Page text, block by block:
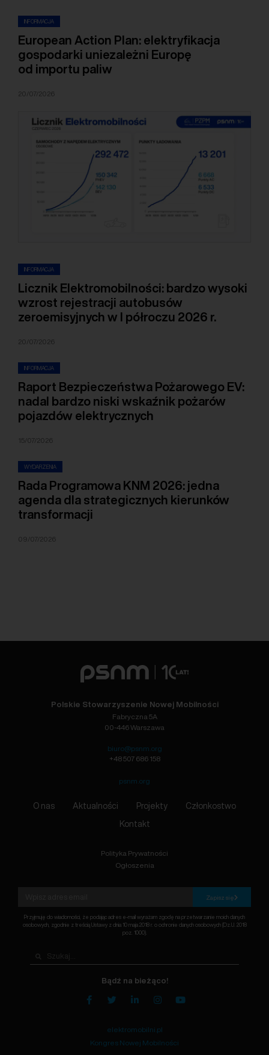
INFORMACJA
European Action Plan: elektryfikacja
gospodarki uniezależni Europę
od importu paliw
20/07/2026
INFORMACJA
Licznik Elektromobilności: bardzo wysoki
wzrost rejestracji autobusów
zeroemisyjnych w I półroczu 2026 r.
20/07/2026
INFORMACJA
Raport Bezpieczeństwa Pożarowego EV:
nadal bardzo niski wskaźnik pożarów
pojazdów elektrycznych
15/07/2026
WYDARZENIA
Rada Programowa KNM 2026: jedna
agenda dla strategicznych kierunków
transformacji
09/07/2026
Polskie Stowarzyszenie Nowej Mobilności
Fabryczna 5A
00-446 Warszawa
biuro@psnm.org
+48 507 686 158
psnm.org
O nas Aktualności Projekty Członkostwo
Kontakt
Polityka Prywatności
Ogłoszenia
Zapisz się
Przyjmuję do wiadomości, że podając adres e-mail wyrażam zgodę na przetwarzanie moich danych
osobowych, zgodnie z treścią Ustawy z dnia 10 maja 2018 r. o ochronie danych osobowych (Dz.U. 2018
poz. 1000).
Bądź na bieżąco!
elektromobilni.pl
Kongres Nowej Mobilności